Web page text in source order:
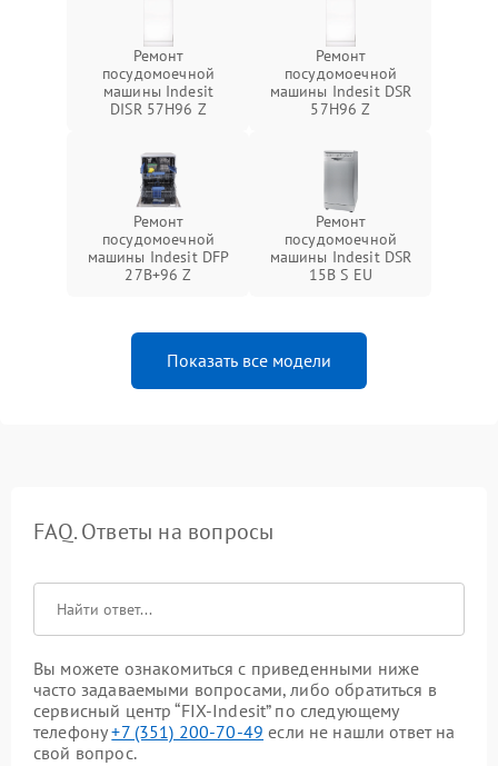
Ремонт
посудомоечной
машины Indesit
DISR 57H96 Z
Ремонт
посудомоечной
машины Indesit DSR
57H96 Z
Ремонт
посудомоечной
машины Indesit DFP
27B+96 Z
Ремонт
посудомоечной
машины Indesit DSR
15B S EU
Показать все модели
FAQ. Ответы на вопросы
Вы можете ознакомиться с приведенными ниже
часто задаваемыми вопросами, либо обратиться в
сервисный центр “FIX-Indesit” по следующему
телефону+7 (351) 200-70-49 если не нашли ответ на
свой вопрос.